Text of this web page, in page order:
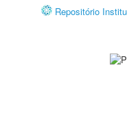
Repositório